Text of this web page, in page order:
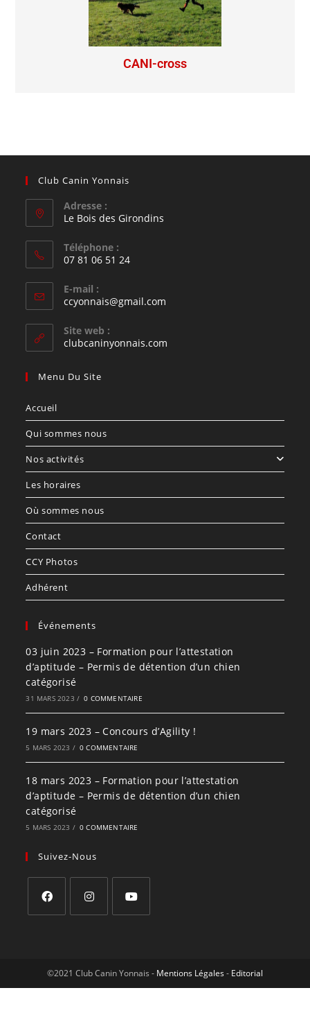
CANI-cross
Club Canin Yonnais
Adresse :
Le Bois des Girondins
Téléphone :
07 81 06 51 24
E-mail :
ccyonnais@gmail.com
Site web :
clubcaninyonnais.com
Menu Du Site
Accueil
Qui sommes nous
Nos activités
Les horaires
Où sommes nous
Contact
CCY Photos
Adhérent
Événements
03 juin 2023 – Formation pour l’attestation
d’aptitude – Permis de détention d’un chien
catégorisé
31 MARS 2023 / 0 COMMENTAIRE
19 mars 2023 – Concours d’Agility !
5 MARS 2023 / 0 COMMENTAIRE
18 mars 2023 – Formation pour l’attestation
d’aptitude – Permis de détention d’un chien
catégorisé
5 MARS 2023 / 0 COMMENTAIRE
Suivez-Nous
©️2021 Club Canin Yonnais - Mentions Légales- Editorial